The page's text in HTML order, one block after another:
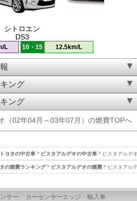
シトロエン
DS3
L 10・15 12.5km/L
ング
ング
（02年04月～03年07月）の燃費TOPへ
トヨタの中古車 ビスタアルデオの中古車 ビスタアルデ
タの燃費ランキング ビスタアルデオの燃費 ビスタアル
サー カーセンサーエッジ・輸入車